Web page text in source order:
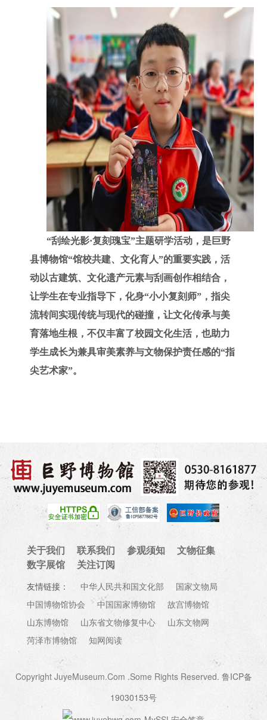
“刮绘光影·复刻瑰宝”主题研学活动，是巨野
县博物馆“馆校共建、文化育人”的重要实践，活
动以古建筑、文化遗产元素与刮画创作相结合，
让学生在专业指导下，化身“小小复刻师”，指尖
流转间实现传统与现代的碰撞，让文化传承与美
育落地生根，不仅丰富了校园文化生活，也助力
学生成长为兼具审美素养与文物保护责任感的“指
尖艺术家”。
关于我们 联系我们 参观须知
文物征集
数字展馆
关注订阅
友情链接： 中华人民共和国文化部
国家文物局
中国博物馆协会
中国国家博物馆
故宫博物馆
山东博物馆
山东省文物修复中心
山东文物网
菏泽市博物馆
知网阅读
Copyright JuyeMuseum.Com .Some Rights Reserved. 鲁ICP备
19030153号